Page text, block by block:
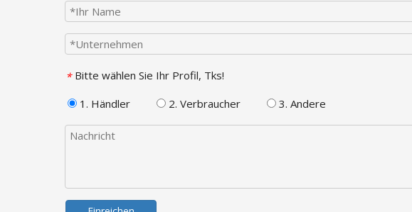
* Bitte wählen Sie Ihr Profil, Tks!
1. Händler
2. Verbraucher 3. Andere